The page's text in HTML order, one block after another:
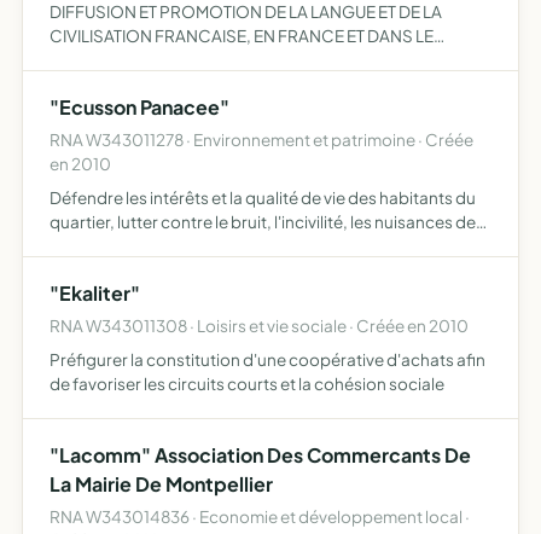
DIFFUSION ET PROMOTION DE LA LANGUE ET DE LA
CIVILISATION FRANCAISE, EN FRANCE ET DANS LE
"Ecusson Panacee"
RNA W343011278 · Environnement et patrimoine · Créée
en 2010
Défendre les intérêts et la qualité de vie des habitants du
quartier, lutter contre le bruit, l'incivilité, les nuisances de
"Ekaliter"
RNA W343011308 · Loisirs et vie sociale · Créée en 2010
Préfigurer la constitution d'une coopérative d'achats afin
de favoriser les circuits courts et la cohésion sociale
"Lacomm" Association Des Commercants De
La Mairie De Montpellier
RNA W343014836 · Economie et développement local ·